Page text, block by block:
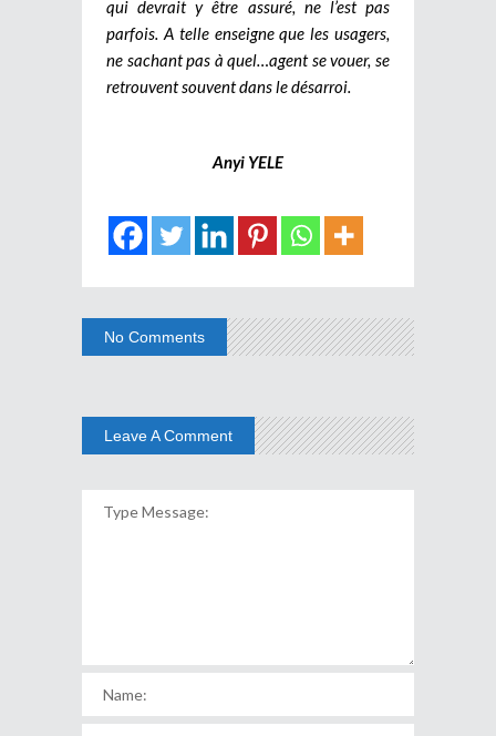
qui devrait y être assuré, ne l’est pas
parfois. A telle enseigne que les usagers,
ne sachant pas à quel…agent se vouer, se
retrouvent souvent dans le désarroi.
Anyi YELE
No Comments
Leave A Comment